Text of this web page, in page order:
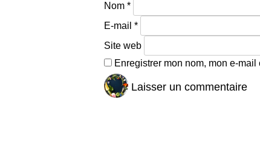
Nom *
E-mail *
Site web
Enregistrer mon nom, mon e-